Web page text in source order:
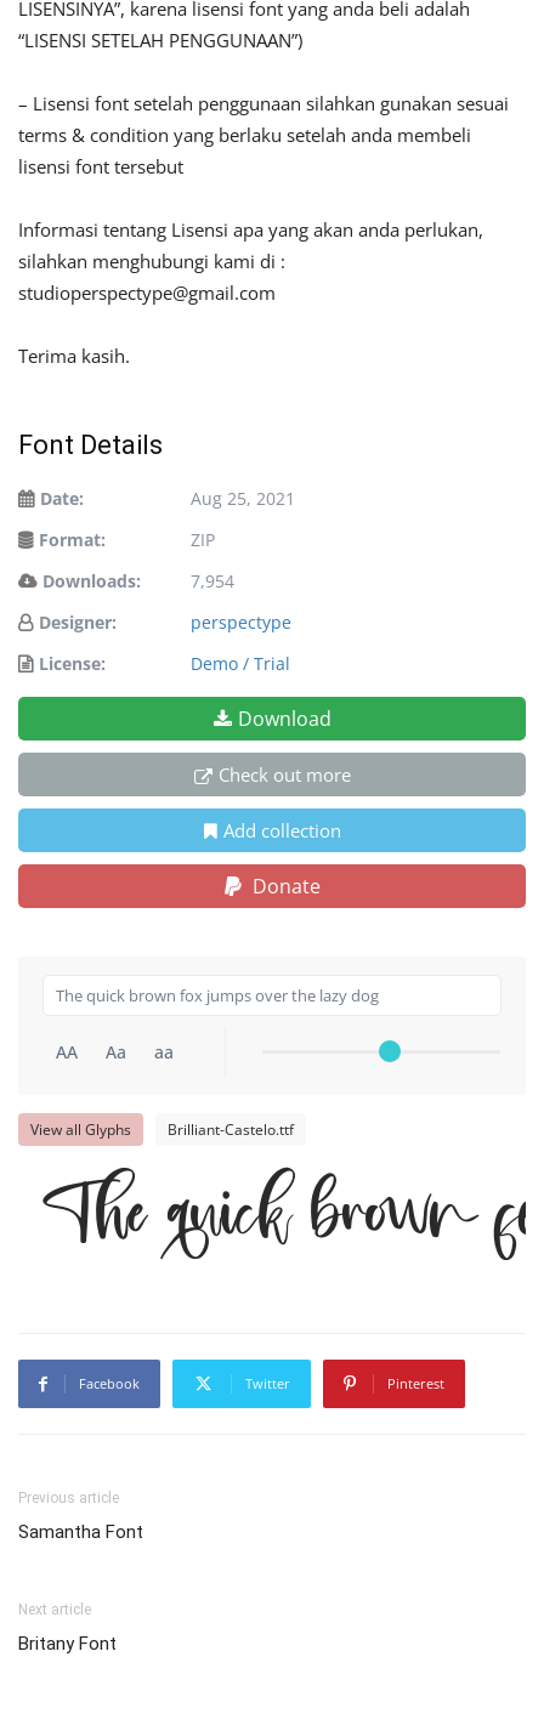
LISENSINYA”, karena lisensi font yang anda beli adalah
“LISENSI SETELAH PENGGUNAAN”)
– Lisensi font setelah penggunaan silahkan gunakan sesuai
terms & condition yang berlaku setelah anda membeli
lisensi font tersebut
Informasi tentang Lisensi apa yang akan anda perlukan,
silahkan menghubungi kami di :
studioperspectype@gmail.com
Terima kasih.
Font Details
Date:
Aug 25, 2021
Format:
ZIP
Downloads:
7,954
Designer:
perspectype
License:
Demo / Trial
Download
Check out more
Add collection
Donate
AA Aa aa
View all Glyphs Brilliant-Castelo.ttf
The quick brown
Facebook Twitter Pinterest
Previous article
Samantha Font
Next article
Britany Font